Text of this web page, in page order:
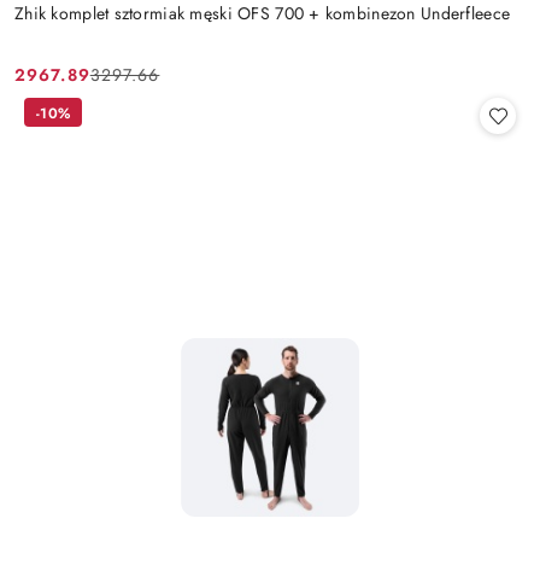
Zhik komplet sztormiak męski OFS 700 + kombinezon Underfleece
Cena
promocyjna:
2967.89
Cena
przed
3297.66
-10%